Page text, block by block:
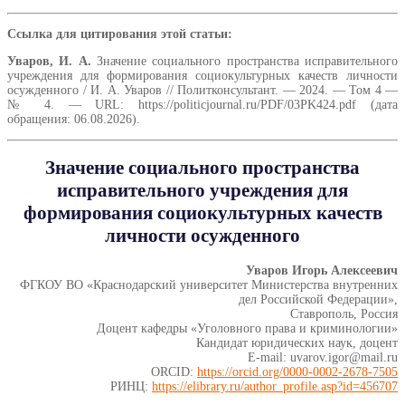
Ссылка для цитирования этой статьи:
Уваров, И. А. Значение социального пространства исправительного
учреждения для формирования социокультурных качеств личности
осужденного / И. А. Уваров // Политконсультант. — 2024. — Том 4 —
№ 4. — URL: https://politicjournal.ru/PDF/03PK424.pdf (дата
обращения: 06.08.2026).
Значение социального пространства
исправительного учреждения для
формирования социокультурных качеств
личности осужденного
Уваров Игорь Алексеевич
ФГКОУ ВО «Краснодарский университет Министерства внутренних
дел Российской Федерации»,
Ставрополь, Россия
Доцент кафедры «Уголовного права и криминологии»
Кандидат юридических наук, доцент
E-mail: uvarov.igor@mail.ru
ORCID: https://orcid.org/0000-0002-2678-7505
РИНЦ: https://elibrary.ru/author_profile.asp?id=456707